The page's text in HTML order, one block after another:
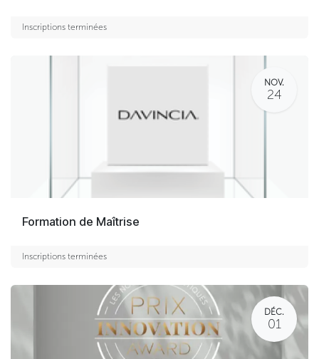
Inscriptions terminées
NOV.
24
Formation de Maîtrise
Inscriptions terminées
DÉC.
01